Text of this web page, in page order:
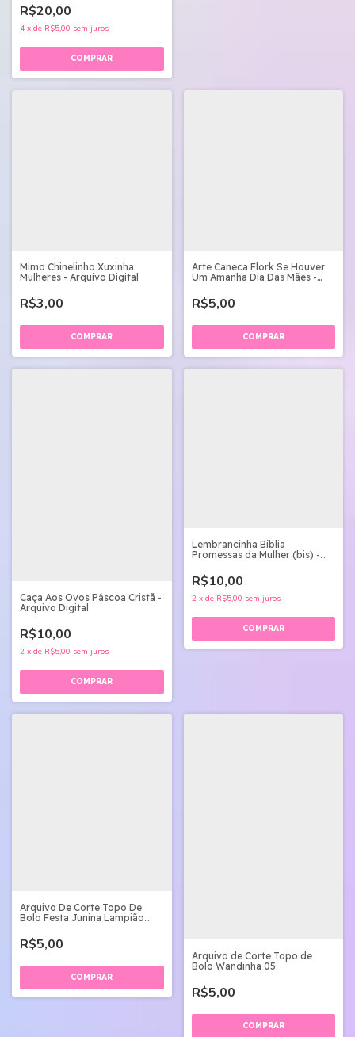
R$20,00
4 x de R$5,00 sem juros
Mimo Chinelinho Xuxinha
Mulheres - Arquivo Digital
R$3,00
Arte Caneca Flork Se Houver
Um Amanha Dia Das Mães -
R$5,00
Caça Aos Ovos Páscoa Cristã -
Arquivo Digital
R$10,00
2 x de R$5,00 sem juros
Lembrancinha Bíblia
Promessas da Mulher (bis) -
R$10,00
2 x de R$5,00 sem juros
Arquivo De Corte Topo De
Bolo Festa Junina Lampião
R$5,00
Arquivo de Corte Topo de
Bolo Wandinha 05
R$5,00